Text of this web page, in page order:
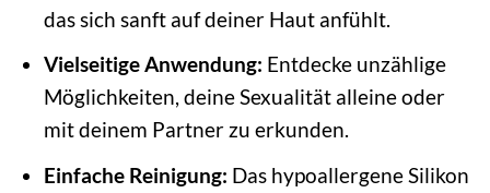
das sich sanft auf deiner Haut anfühlt.
Vielseitige Anwendung: Entdecke unzählige
Möglichkeiten, deine Sexualität alleine oder
mit deinem Partner zu erkunden.
Einfache Reinigung: Das hypoallergene Silikon